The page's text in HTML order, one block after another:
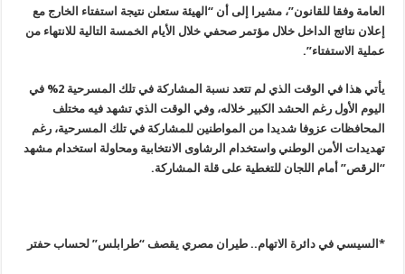
العامة وفقا للقانون”، مشيرا إلى أن “الهيئة ستعلن نتيجة استفتاء الخارج مع
إعلان نتائج الداخل خلال مؤتمر صحفي خلال الأيام الخمسة التالية للانتهاء من
عملية الاستفتاء”.
يأتي هذا في الوقت الذي لم تتعد نسبة المشاركة في تلك المسرحية 2% في
اليوم الأول رغم الحشد الكبير خلاله، وفي الوقت الذي تشهد فيه مختلف
المحافظات عزوفا شديدا من المواطنين للمشاركة في تلك المسرحية، رغم
تهديدات الأمن الوطني واستخدام الرشاوى الانتخابية ومحاولة استخدام مشهد
“الرقص” أمام اللجان للتغطية على قلة المشاركة.
* السيسي في دائرة الاتهام.. طيران مصري يقصف “طرابلس” لحساب حفتر